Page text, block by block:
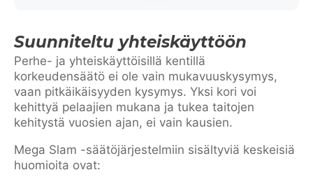
Suunniteltu yhteiskäyttöön
Perhe- ja yhteiskäyttöisillä kentillä
korkeudensäätö ei ole vain mukavuuskysymys,
vaan pitkäikäisyyden kysymys. Yksi kori voi
kehittyä pelaajien mukana ja tukea taitojen
kehitystä vuosien ajan, ei vain kausien.
Mega Slam -säätöjärjestelmiin sisältyviä keskeisiä
huomioita ovat: